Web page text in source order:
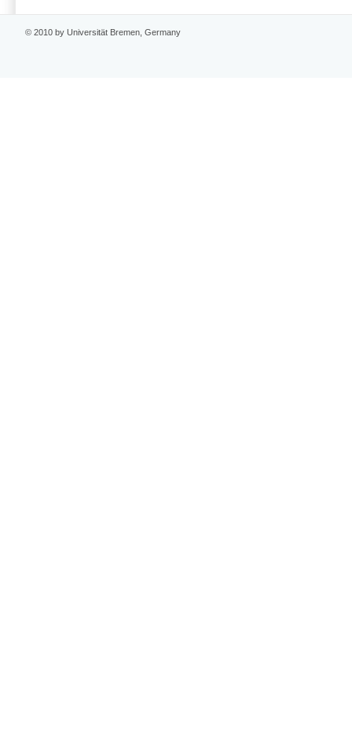
© 2010 by Universität Bremen, Germany